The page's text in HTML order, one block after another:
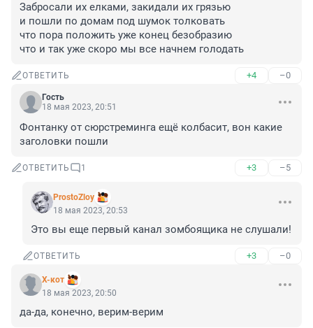
Забросали их елками, закидали их грязью
и пошли по домам под шумок толковать
что пора положить уже конец безобразию
что и так уже скоро мы все начнем голодать
ОТВЕТИТЬ +4 –0
Гость
18 мая 2023, 20:51
Фонтанку от сюрстреминга ещё колбасит, вон какие
заголовки пошли
ОТВЕТИТЬ 1 +3 –5
ProstoZloy
18 мая 2023, 20:53
Это вы еще первый канал зомбоящика не слушали!
ОТВЕТИТЬ +3 –0
X-кот
18 мая 2023, 20:50
да-да, конечно, верим-верим